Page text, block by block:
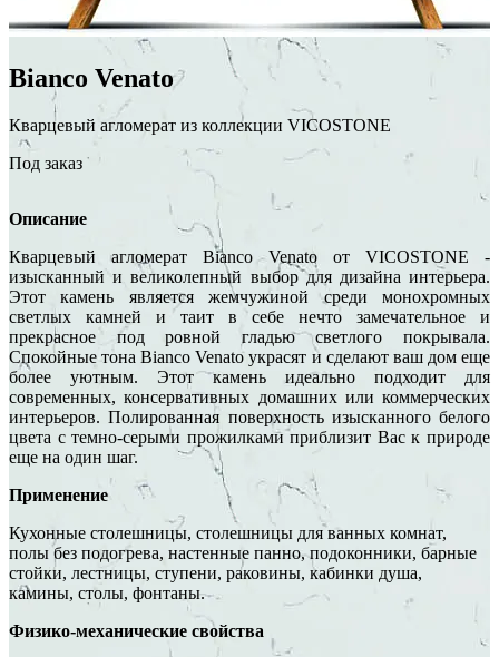
Bianco Venato
Кварцевый агломерат из коллекции VICOSTONE
Под заказ
Описание
Кварцевый агломерат Bianco Venato от VICOSTONE -
изысканный и великолепный выбор для дизайна интерьера.
Этот камень является жемчужиной среди монохромных
светлых камней и таит в себе нечто замечательное и
прекрасное под ровной гладью светлого покрывала.
Спокойные тона Bianco Venato украсят и сделают ваш дом еще
более уютным. Этот камень идеально подходит для
современных, консервативных домашних или коммерческих
интерьеров. Полированная поверхность изысканного белого
цвета с темно-серыми прожилками приблизит Вас к природе
еще на один шаг.
Применение
Кухонные столешницы, столешницы для ванных комнат,
полы без подогрева, настенные панно, подоконники, барные
стойки, лестницы, ступени, раковины, кабинки душа,
камины, столы, фонтаны.
Физико-механические свойства